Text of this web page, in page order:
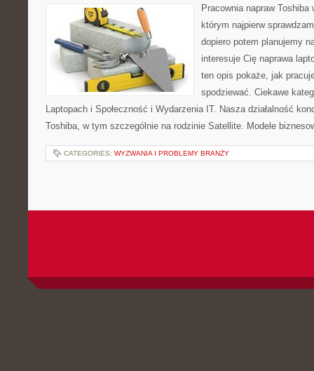
Pracownia napraw
którym najpierw
dopiero potem planujemy
interesuje Cię naprawa
ten opis pokaże, jak
spodziewać. Ciekawe
Laptopach i Społeczność i Wydarzenia IT. Nasza działalność
Toshiba, w tym szczególnie na rodzinie Satellite. Modele
CATEGORIES: WYZWANIA I PROBLEMY BRANŻY